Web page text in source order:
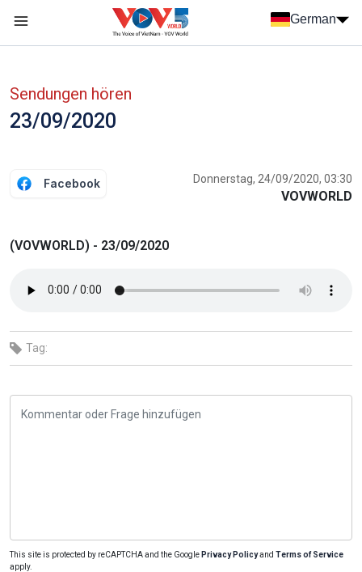
German
Sendungen hören
23/09/2020
Facebook Donnerstag, 24/09/2020, 03:30
VOVWORLD
(VOVWORLD) - 23/09/2020
Tag:
This site is protected by reCAPTCHA and the Google Privacy Policyand Terms of Service
apply.